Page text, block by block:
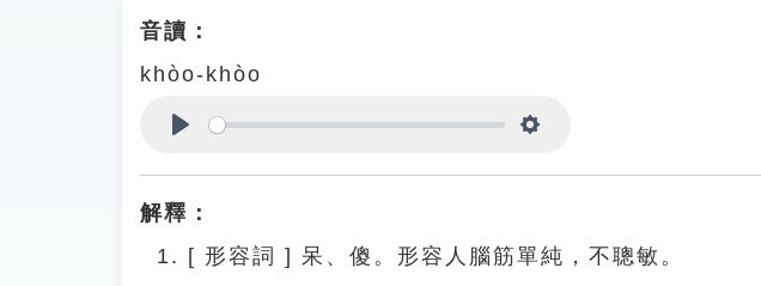
音讀：
khòo-khòo
解釋：
[ 形容詞 ] 呆、傻。形容人腦筋單純，不聰敏。